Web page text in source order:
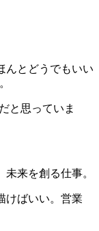
んとどうでもいい
と思っていま
来を創る仕事。
けばいい。営業